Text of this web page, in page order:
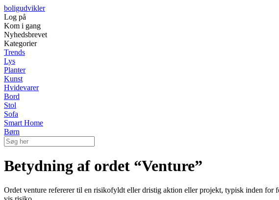
boligudvikler
Log på
Kom i gang
Nyhedsbrevet
Kategorier
Trends
Lys
Planter
Kunst
Hvidevarer
Bord
Stol
Sofa
Smart Home
Børn
Betydning af ordet “Venture”
Ordet venture refererer til en risikofyldt eller dristig aktion eller projekt, typisk inden for